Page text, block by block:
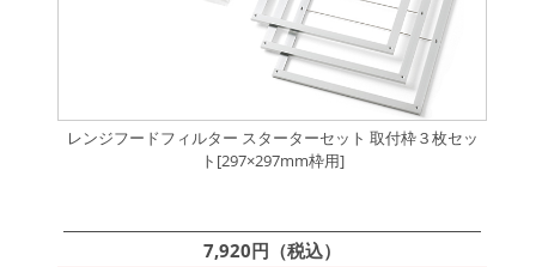
レンジフードフィルター スターターセット 取付枠３枚セッ
ト[297×297mm枠用]
7,920円（税込）